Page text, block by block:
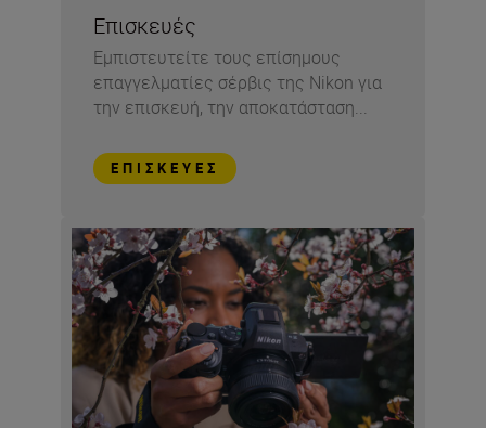
Επισκευές
Εμπιστευτείτε τους επίσημους
επαγγελματίες σέρβις της Nikon για
την επισκευή, την αποκατάσταση...
ΕΠΙΣΚΕΥΈΣ